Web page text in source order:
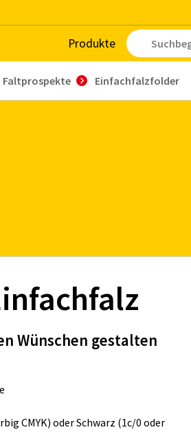
Pro­duk­te
Faltprospekte Einfachfalzfolder
Wünschen gestalten
CMYK) oder Schwarz (1c/0 oder